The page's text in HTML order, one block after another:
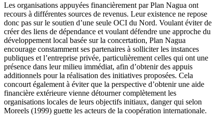
Les organisations appuyées financièrement par Plan Nagua ont
recours à différentes sources de revenus. Leur existence ne repose
donc pas sur le soutien d’une seule OCI du Nord. Voulant éviter de
créer des liens de dépendance et voulant défendre une approche du
développement local basée sur la concertation, Plan Nagua
encourage constamment ses partenaires à solliciter les instances
publiques et l’entreprise privée, particulièrement celles qui ont une
présence dans leur milieu immédiat, afin d’obtenir des appuis
additionnels pour la réalisation des initiatives proposées. Cela
concourt également à éviter que la perspective d’obtenir une aide
financière extérieure vienne détourner complètement les
organisations locales de leurs objectifs initiaux, danger qui selon
Moreels (1999) guette les acteurs de la coopération internationale.